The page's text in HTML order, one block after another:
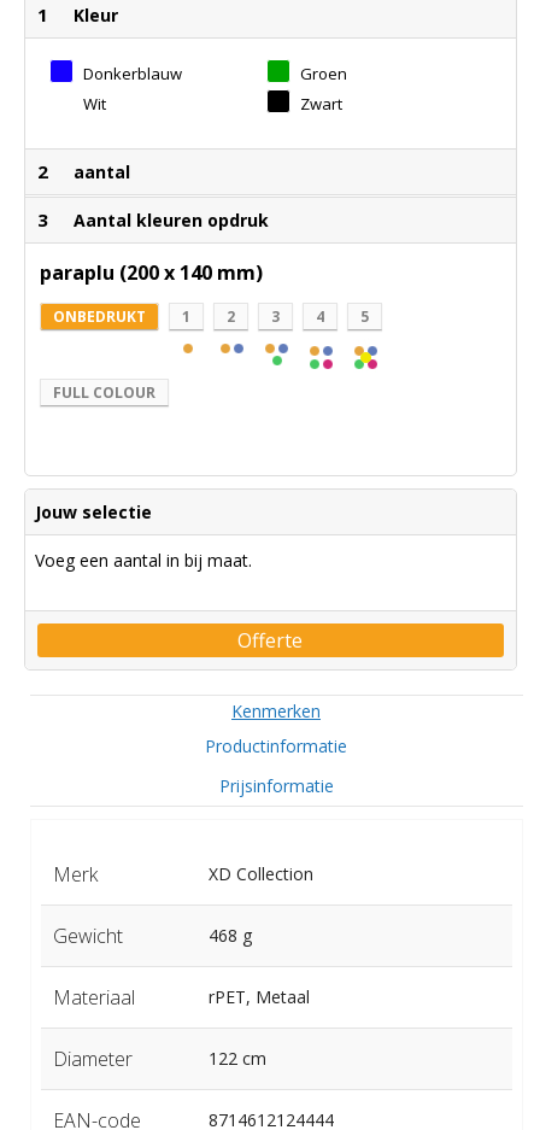
1 Kleur
Donkerblauw
Groen
Wit
Zwart
2 aantal
3 Aantal kleuren opdruk
paraplu (200 x 140 mm)
ONBEDRUKT 1 2 3 4 5
FULL COLOUR
Jouw selectie
Voeg een aantal in bij maat.
Offerte
Kenmerken
Productinformatie
Prijsinformatie
Merk XD Collection
Gewicht 468 g
Materiaal rPET, Metaal
Diameter 122 cm
EAN-code 8714612124444